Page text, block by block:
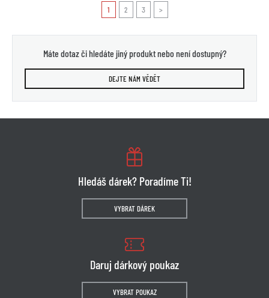
1 2 3 >
Máte dotaz či hledáte jiný produkt nebo není dostupný?
DEJTE NÁM VĚDĚT
Hledáš dárek? Poradíme Ti!
VYBRAT DÁREK
Daruj dárkový poukaz
VYBRAT POUKAZ